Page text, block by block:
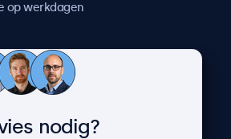
op werkdagen
Over Beetronics
nodig?